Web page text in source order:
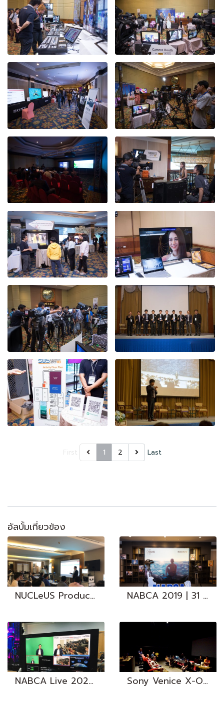
1 2 Last
อัลบั้มเกี่ยวข้อง
NUCLeUS Product Training | 5-6 Mar. 18 NABCA 2019 | 31 Jul. 2019
NABCA Live 2020 | 26-27 Aug. 20 Sony Venice X-OCN Mini Workshop | 24 Apr. 2019